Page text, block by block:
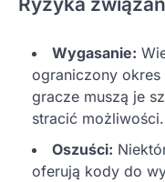
Wygasanie:
ograniczony
gracze muszą je
stracić możliwości.
Oszuści:
oferują kody do